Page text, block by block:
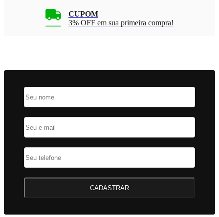
CUPOM
3% OFF em sua primeira compra!
CADASTRAR